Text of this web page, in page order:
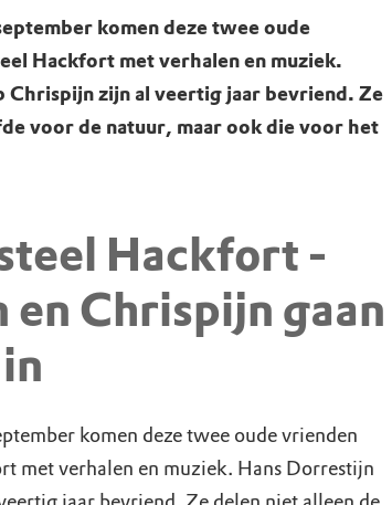
komen deze twee oude
Hackfort met verhalen en muziek.
Chrispijn zijn al veertig jaar bevriend. Ze
voor de natuur, maar ook die voor het
Hackfort -
Chrispijn gaan
komen deze twee oude vrienden
met verhalen en muziek. Hans Dorrestijn